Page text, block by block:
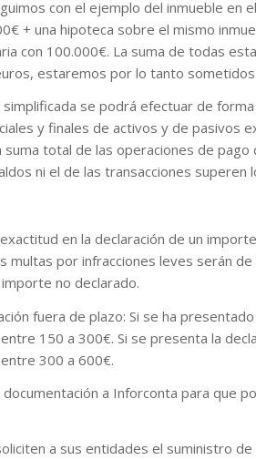
con el ejemplo del inmueble en
+ una hipoteca sobre el mismo
con 100.000€. La suma de todas
estaremos por lo tanto sometidos
simplificada se podrá efectuar de
y finales de activos y de pasivos
total de las operaciones de
ni el de las transacciones superen
en la declaración de un
multas por infracciones leves serán
no declarado.
fuera de plazo: Si se ha
150 a 300€. Si se presenta la
300 a 600€.
a Inforconta para que
a sus entidades el suministro de